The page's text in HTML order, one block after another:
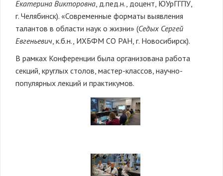
Екатерина Викторовна, д.пед.н., доцент, ЮУрГГПУ,
г. Челябинск). «Современные форматы выявления
талантов в области наук о жизни» (Седых Сергей
Евгеньевич, к.б.н., ИХБФМ СО РАН, г. Новосибирск).
В рамках Конференции была организована работа
секций, круглых столов, мастер-классов, научно-
популярных лекций и практикумов.